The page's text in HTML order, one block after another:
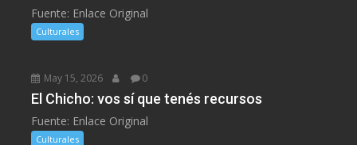
Fuente: Enlace Original
Culturales
May 15, 2026 0
El Chicho: vos sí que tenés recursos
Fuente: Enlace Original
Culturales